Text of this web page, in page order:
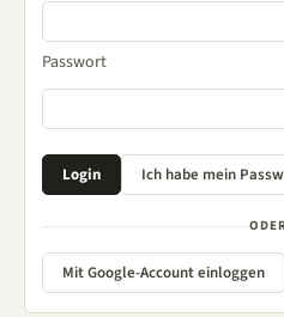
Passwort
Mit Google-Account einloggen